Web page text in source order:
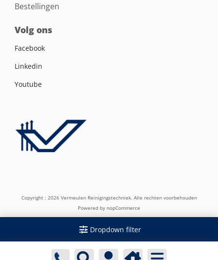
Dropdown filter
Bestellingen
Volg ons
Facebook
Linkedin
Youtube
Copyright ; 2026 Vermeulen Reinigingstechniek. Alle rechten voorbehouden
Powered by nopCommerce